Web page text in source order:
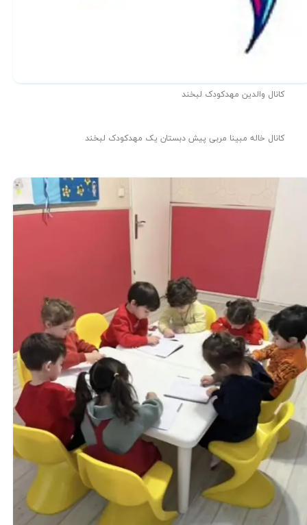
کانال والدین مهدکودک لبخند
کانال خاله مبینا مربی پیش دبستان یک مهدکودک لبخند